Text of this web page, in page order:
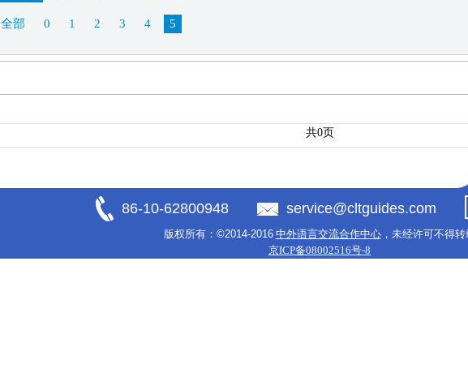
全部 0 1 2 3 4 5
共0页
86-10-62800948 service@cltguides.com
版权所有： ©2014-2016 中外语言交流合作中心，未经许可不得转
京ICP备08002516号-8